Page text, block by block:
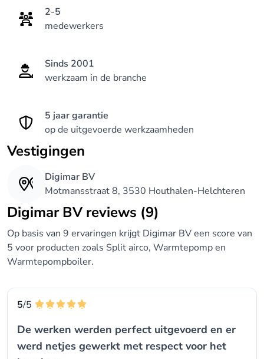
2-5
medewerkers
Sinds 2001
werkzaam in de branche
5 jaar garantie
op de uitgevoerde werkzaamheden
Vestigingen
Digimar BV
Motmansstraat 8, 3530 Houthalen-Helchteren
Digimar BV reviews (9)
Op basis van 9 ervaringen krijgt Digimar BV een score van
5 voor producten zoals Split airco, Warmtepomp en
Warmtepompboiler.
5/5
De werken werden perfect uitgevoerd en er
werd netjes gewerkt met respect voor het